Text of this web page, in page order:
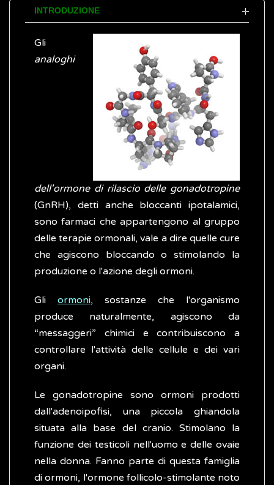
INTRODUZIONE
Gli
analoghi
dell'ormone di rilascio delle gonadotropine
(GnRH), detti anche bloccanti ipotalamici,
sono farmaci che appartengono al gruppo
delle terapie ormonali, vale a dire quelle cure
che agiscono bloccando o stimolando la
produzione o l'azione degli ormoni.
Gli ormoni, sostanze che l'organismo
produce naturalmente, agiscono da
“messaggeri” chimici e contribuiscono a
controllare l'attività delle cellule e dei vari
organi.
Le gonadotropine sono ormoni prodotti
dall'adenoipofisi, una piccola ghiandola
situata alla base del cranio. Stimolano la
funzione dei testicoli nell'uomo e delle ovaie
nella donna. Fanno parte di questa famiglia
di ormoni, l'ormone follicolo-stimolante noto